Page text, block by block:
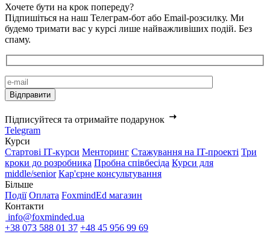
Хочете бути на крок попереду?
Підпишіться на наш Телеграм-бот або Email-розсилку. Ми
будемо тримати вас у курсі лише найважливіших подій. Без
спаму.
Підписуйтеся та отримайте подарунок
Telegram
Курси
Стартові IТ-курси Менторинг Стажування на IT-проекті Три
кроки до розробника Пробна співбесіда Курси для
middle/senior Кар'єрне консультування
Більше
Події Оплата FoxmindEd магазин
Контакти
info@foxminded.ua
+38 073 588 01 37 +48 45 956 99 69